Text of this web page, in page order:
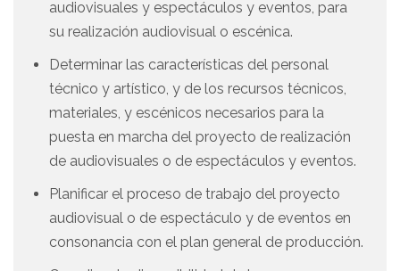
audiovisuales y espectáculos y eventos, para
su realización audiovisual o escénica.
Determinar las características del personal
técnico y artístico, y de los recursos técnicos,
materiales, y escénicos necesarios para la
puesta en marcha del proyecto de realización
de audiovisuales o de espectáculos y eventos.
Planificar el proceso de trabajo del proyecto
audiovisual o de espectáculo y de eventos en
consonancia con el plan general de producción.